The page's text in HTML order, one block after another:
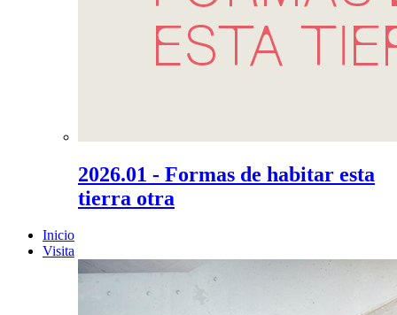
2026.01 - Formas de habitar esta
tierra otra
Inicio
Visita